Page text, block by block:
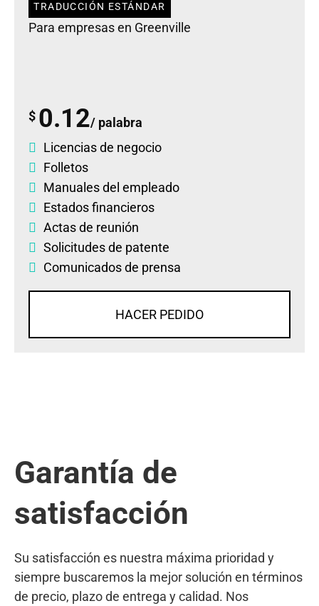
TRADUCCIÓN ESTÁNDAR
Para empresas en Greenville
$ 0.12/ palabra
Licencias de negocio
Folletos
Manuales del empleado
Estados financieros
Actas de reunión
Solicitudes de patente
Comunicados de prensa
HACER PEDIDO
Garantía de
satisfacción
Su satisfacción es nuestra máxima prioridad y
siempre buscaremos la mejor solución en términos
de precio, plazo de entrega y calidad. Nos